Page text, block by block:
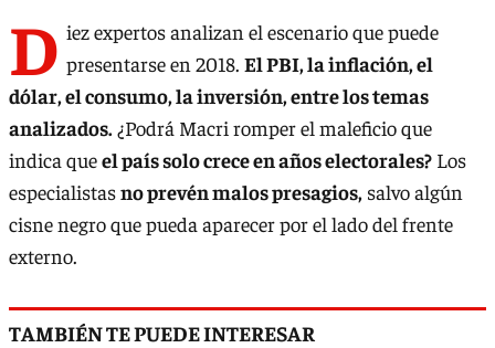
D iez expertos analizan el escenario que puede
presentarse en 2018. El PBI, la inflación, el
dólar, el consumo, la inversión, entre los temas
analizados.¿Podrá Macri romper el maleficio que
indica queel país solo crece en años electorales? Los
especialistasno prevén malos presagios, salvo algún
cisne negro que pueda aparecer por el lado del frente
externo.
TAMBIÉN TE PUEDE INTERESAR